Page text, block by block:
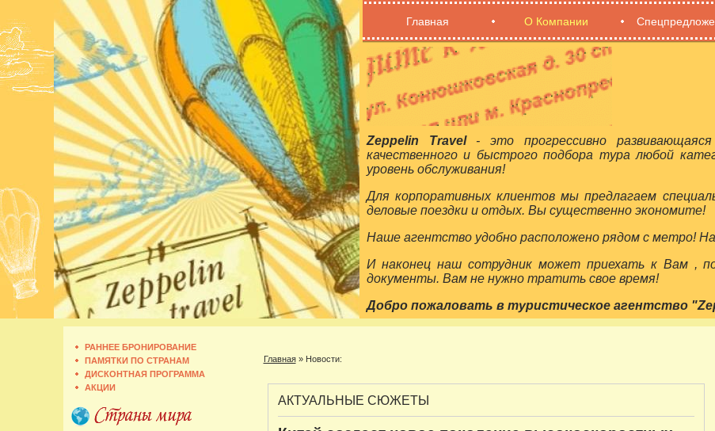
Главная О Компании
Zeppelin Travel- это прогрессивно
качественного и быстрого подбора тура любой
уровень обслуживания!
Для корпоративных клиентов мы предлагаем
деловые поездки и отдых. Вы существенно экономите!
Наше агентство удобно расположено рядом с метро!
И наконец наш сотрудник может приехать к Вам ,
документы. Вам не нужно тратить свое время!
Добро пожаловать в туристическое агентство
РАННЕЕ БРОНИРОВАНИЕ
ПАМЯТКИ ПО СТРАНАМ
ДИСКОНТНАЯ ПРОГРАММА
АКЦИИ
Главная» Новости:
АКТУАЛЬНЫЕ СЮЖЕТЫ